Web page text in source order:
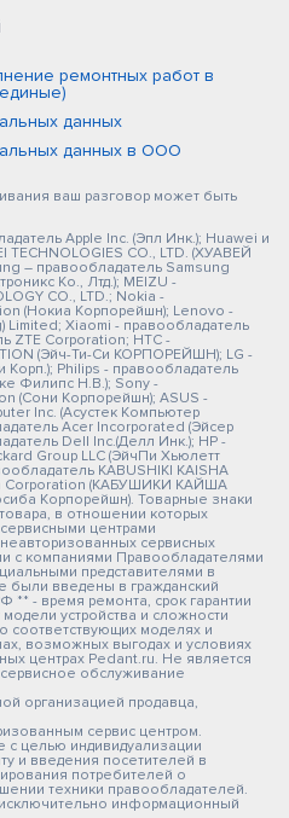
ремонтных работ в
данных
данных в ООО
ваш разговор может быть
Apple Inc. (Эпл Инк.); Huawei и
CO., LTD. (ХУАВЕЙ
– правообладатель Samsung
Ко., Лтд.); MEIZU -
CO., LTD.; Nokia -
(Нокиа Корпорейшн); Lenovo -
Limited; Xiaomi - правообладатель
ZTE Corporation; HTC -
(Эйч-Ти-Си КОРПОРЕЙШН); LG -
Корп.); Philips - правообладатель
Филипс Н.В.); Sony -
(Сони Корпорейшн); ASUS -
Inc. (Асустек Компьютер
Acer Incorporated (Эйсер
Dell Inc.(Делл Инк.); HP -
Group LLC (ЭйчПи Хьюлетт
KABUSHIKI KAISHA
Corporation (КАБУШИКИ КАЙША
Корпорейшн). Товарные знаки
в отношении которых
центрами
сервисных
с компаниями Правообладателями
представителями в
были введены в гражданский
** - время ремонта, срок гарантии
устройства и сложности
моделях и
возможных выгодах и условиях
центрах Pedant.ru. Не является
обслуживание
организацией продавца,
сервис центром.
целью индивидуализации
и введения посетителей в
потребителей о
техники правообладателей.
информационный